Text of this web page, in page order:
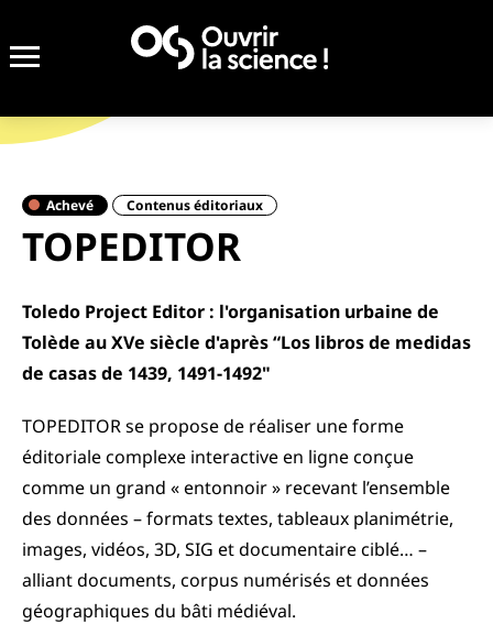
Achevé Contenus éditoriaux
TOPEDITOR
Toledo Project Editor : l'organisation urbaine de
Tolède au XVe siècle d'après “Los libros de medidas
de casas de 1439, 1491-1492"
TOPEDITOR se propose de réaliser une forme
éditoriale complexe interactive en ligne conçue
comme un grand « entonnoir » recevant l’ensemble
des données – formats textes, tableaux planimétrie,
images, vidéos, 3D, SIG et documentaire ciblé… –
alliant documents, corpus numérisés et données
géographiques du bâti médiéval.